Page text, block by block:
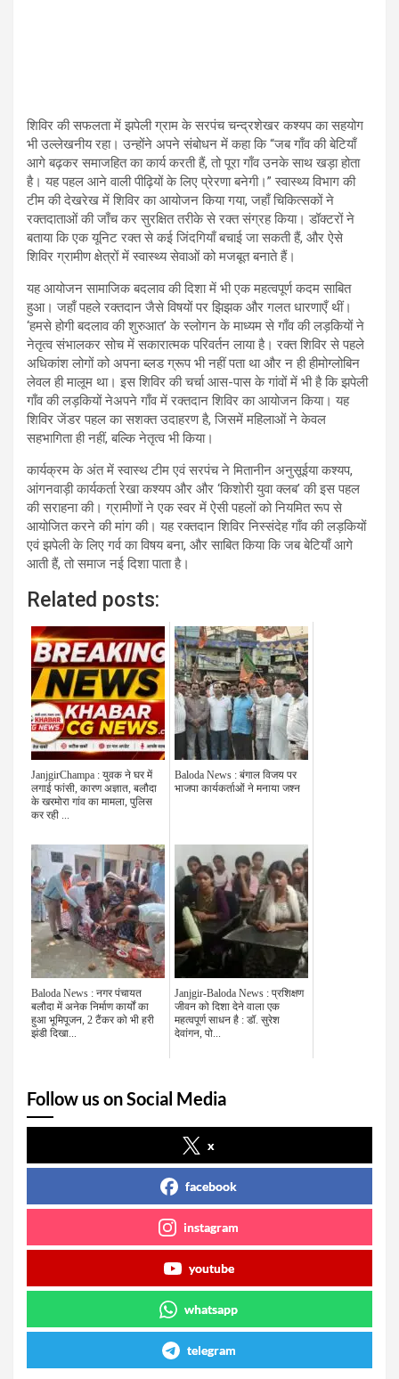
शिविर की सफलता में झपेली ग्राम के सरपंच चन्द्रशेखर कश्यप का सहयोग
भी उल्लेखनीय रहा। उन्होंने अपने संबोधन में कहा कि “जब गाँव की बेटियाँ
आगे बढ़कर समाजहित का कार्य करती हैं, तो पूरा गाँव उनके साथ खड़ा होता
है। यह पहल आने वाली पीढ़ियों के लिए प्रेरणा बनेगी।” स्वास्थ्य विभाग की
टीम की देखरेख में शिविर का आयोजन किया गया, जहाँ चिकित्सकों ने
रक्तदाताओं की जाँच कर सुरक्षित तरीके से रक्त संग्रह किया। डॉक्टरों ने
बताया कि एक यूनिट रक्त से कई जिंदगियाँ बचाई जा सकती हैं, और ऐसे
शिविर ग्रामीण क्षेत्रों में स्वास्थ्य सेवाओं को मजबूत बनाते हैं।
यह आयोजन सामाजिक बदलाव की दिशा में भी एक महत्वपूर्ण कदम साबित
हुआ। जहाँ पहले रक्तदान जैसे विषयों पर झिझक और गलत धारणाएँ थीं।
‘हमसे होगी बदलाव की शुरुआत’ के स्लोगन के माध्यम से गाँव की लड़कियों ने
नेतृत्व संभालकर सोच में सकारात्मक परिवर्तन लाया है। रक्त शिविर से पहले
अधिकांश लोगों को अपना ब्लड ग्रूप भी नहीं पता था और न ही हीमोग्लोबिन
लेवल ही मालूम था। इस शिविर की चर्चा आस-पास के गांवों में भी है कि झपेली
गाँव की लड़कियों नेअपने गाँव में रक्तदान शिविर का आयोजन किया। यह
शिविर जेंडर पहल का सशक्त उदाहरण है, जिसमें महिलाओं ने केवल
सहभागिता ही नहीं, बल्कि नेतृत्व भी किया।
कार्यक्रम के अंत में स्वास्थ टीम एवं सरपंच ने मितानीन अनुसूईया कश्यप,
आंगनवाड़ी कार्यकर्ता रेखा कश्यप और और ‘किशोरी युवा क्लब’ की इस पहल
की सराहना की। ग्रामीणों ने एक स्वर में ऐसी पहलों को नियमित रूप से
आयोजित करने की मांग की। यह रक्तदान शिविर निस्संदेह गाँव की लड़कियों
एवं झपेली के लिए गर्व का विषय बना, और साबित किया कि जब बेटियाँ आगे
आती हैं, तो समाज नई दिशा पाता है।
Related posts:
JanjgirChampa : युवक ने घर में
लगाई फांसी, कारण अज्ञात, बलौदा
के खरमोरा गांव का मामला, पुलिस
कर रही ...
Baloda News : बंगाल विजय पर
भाजपा कार्यकर्ताओं ने मनाया जश्न
Baloda News : नगर पंचायत
बलौदा में अनेक निर्माण कार्यों का
हुआ भूमिपूजन, 2 टैंकर को भी हरी
झंडी दिखा...
Janjgir-Baloda News : प्रशिक्षण
जीवन को दिशा देने वाला एक
महत्वपूर्ण साधन है : डॉ. सुरेश
देवांगन, पो...
Follow us on Social Media
x
facebook
instagram
youtube
whatsapp
telegram